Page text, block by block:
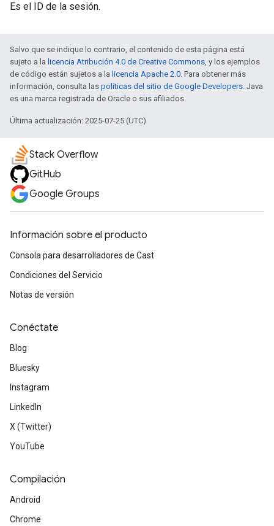
Es el ID de la sesión.
Salvo que se indique lo contrario, el contenido de esta página está
sujeto a la licencia Atribución 4.0 de Creative Commons, y los ejemplos
de código están sujetos a la licencia Apache 2.0. Para obtener más
información, consulta las políticas del sitio de Google Developers. Java
es una marca registrada de Oracle o sus afiliados.
Última actualización: 2025-07-25 (UTC)
Stack Overflow
GitHub
Google Groups
Información sobre el producto
Consola para desarrolladores de Cast
Condiciones del Servicio
Notas de versión
Conéctate
Blog
Bluesky
Instagram
LinkedIn
X (Twitter)
YouTube
Compilación
Android
Chrome